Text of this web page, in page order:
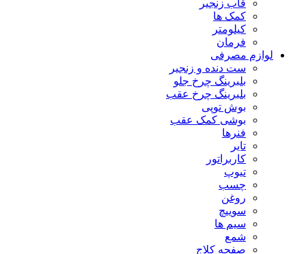
قاب زنجیر
کمک ها
کیلومتر
فرمان
لوازم مصرفی
ست دنده و زنجیر
بلبرینگ چرخ جلو
بلبرینگ چرخ عقب
بوش توپی
بوشی کمک عقب
فنرها
تایر
کاربراتور
تیوپ
چسب
روغن
سوییچ
سیم ها
شمع
صفحه کلاج